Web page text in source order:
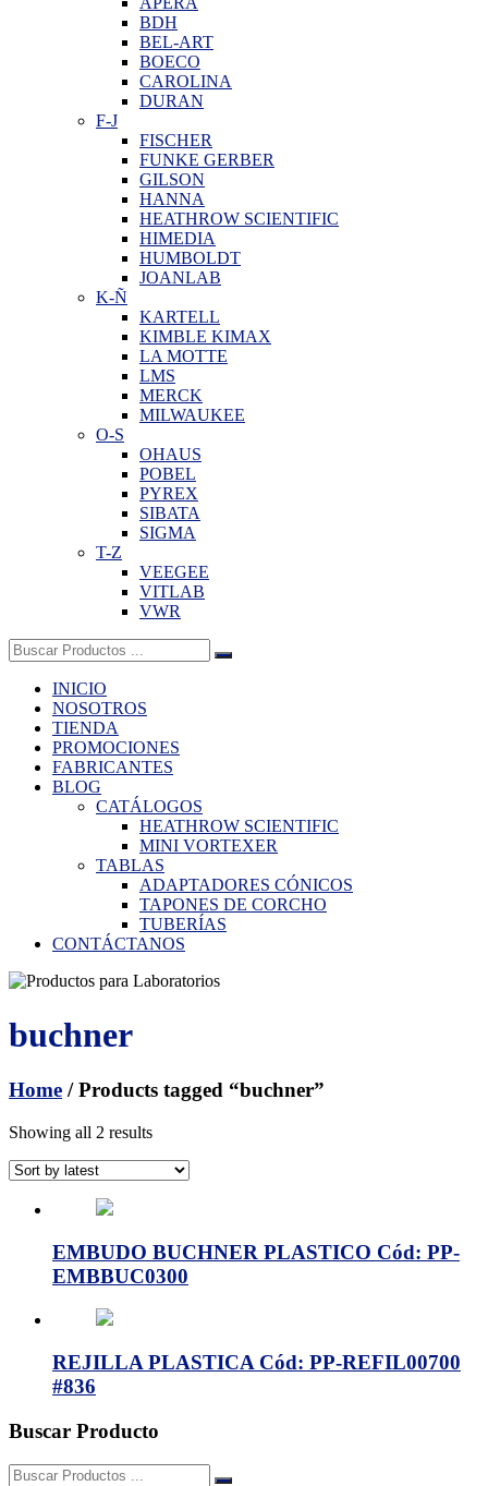
BDH
BEL-ART
BOECO
CAROLINA
DURAN
F-J
FISCHER
FUNKE GERBER
GILSON
HANNA
HEATHROW SCIENTIFIC
HIMEDIA
HUMBOLDT
JOANLAB
K-Ñ
KARTELL
KIMBLE KIMAX
LA MOTTE
LMS
MERCK
MILWAUKEE
O-S
OHAUS
POBEL
PYREX
SIBATA
SIGMA
T-Z
VEEGEE
VITLAB
VWR
Buscar:
INICIO
NOSOTROS
TIENDA
PROMOCIONES
FABRICANTES
BLOG
CATÁLOGOS
HEATHROW SCIENTIFIC
MINI VORTEXER
TABLAS
ADAPTADORES CÓNICOS
TAPONES DE CORCHO
TUBERÍAS
CONTÁCTANOS
buchner
Home / Products tagged “buchner”
Showing all 2 results
EMBUDO BUCHNER PLASTICO Cód: PP-
EMBBUC0300
REJILLA PLASTICA Cód: PP-REFIL00700
#836
Buscar Producto
Buscar: